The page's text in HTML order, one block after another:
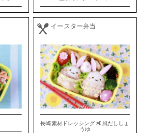
イースター弁当
長崎素材ドレッシング 和風だししょ
うゆ